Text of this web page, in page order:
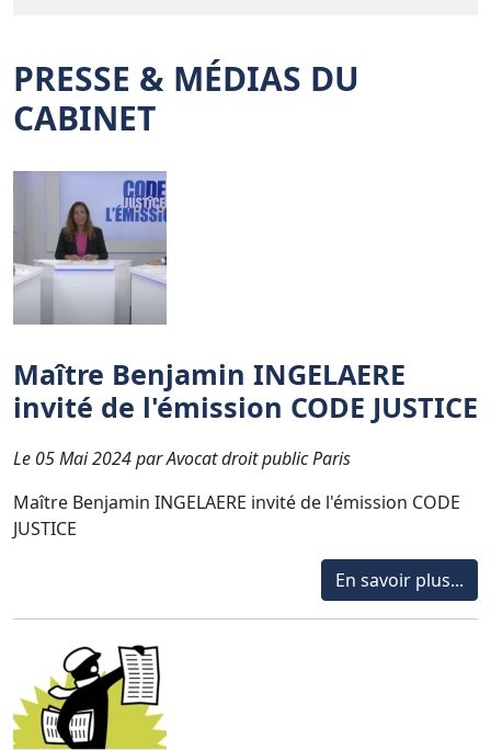
PRESSE & MÉDIAS DU
CABINET
Maître Benjamin INGELAERE
invité de l'émission CODE JUSTICE
Le 05 Mai 2024 par Avocat droit public Paris
Maître Benjamin INGELAERE invité de l'émission CODE
JUSTICE
En savoir plus...